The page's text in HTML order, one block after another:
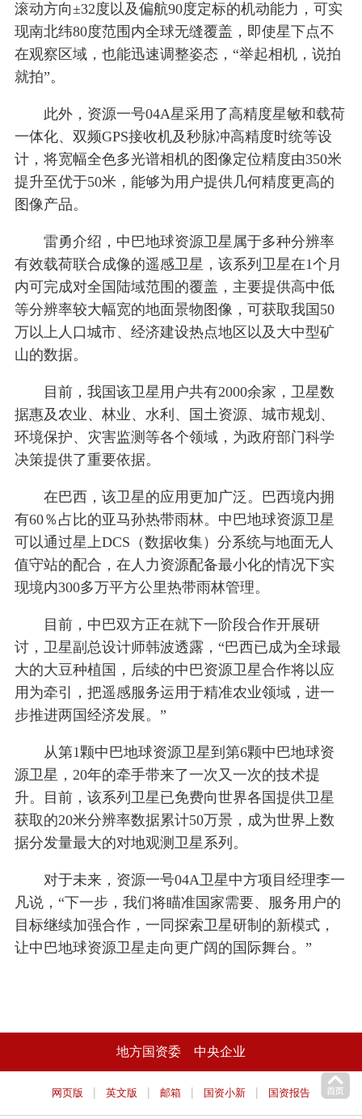
滚动方向±32度以及偏航90度定标的机动能力，可实
现南北纬80度范围内全球无缝覆盖，即使星下点不
在观察区域，也能迅速调整姿态，“举起相机，说拍
就拍”。
此外，资源一号04A星采用了高精度星敏和载荷
一体化、双频GPS接收机及秒脉冲高精度时统等设
计，将宽幅全色多光谱相机的图像定位精度由350米
提升至优于50米，能够为用户提供几何精度更高的
图像产品。
雷勇介绍，中巴地球资源卫星属于多种分辨率
有效载荷联合成像的遥感卫星，该系列卫星在1个月
内可完成对全国陆域范围的覆盖，主要提供高中低
等分辨率较大幅宽的地面景物图像，可获取我国50
万以上人口城市、经济建设热点地区以及大中型矿
山的数据。
目前，我国该卫星用户共有2000余家，卫星数
据惠及农业、林业、水利、国土资源、城市规划、
环境保护、灾害监测等各个领域，为政府部门科学
决策提供了重要依据。
在巴西，该卫星的应用更加广泛。巴西境内拥
有60％占比的亚马孙热带雨林。中巴地球资源卫星
可以通过星上DCS（数据收集）分系统与地面无人
值守站的配合，在人力资源配备最小化的情况下实
现境内300多万平方公里热带雨林管理。
目前，中巴双方正在就下一阶段合作开展研
讨，卫星副总设计师韩波透露，“巴西已成为全球最
大的大豆种植国，后续的中巴资源卫星合作将以应
用为牵引，把遥感服务运用于精准农业领域，进一
步推进两国经济发展。”
从第1颗中巴地球资源卫星到第6颗中巴地球资
源卫星，20年的牵手带来了一次又一次的技术提
升。目前，该系列卫星已免费向世界各国提供卫星
获取的20米分辨率数据累计50万景，成为世界上数
据分发量最大的对地观测卫星系列。
对于未来，资源一号04A卫星中方项目经理李一
凡说，“下一步，我们将瞄准国家需要、服务用户的
目标继续加强合作，一同探索卫星研制的新模式，
让中巴地球资源卫星走向更广阔的国际舞台。”